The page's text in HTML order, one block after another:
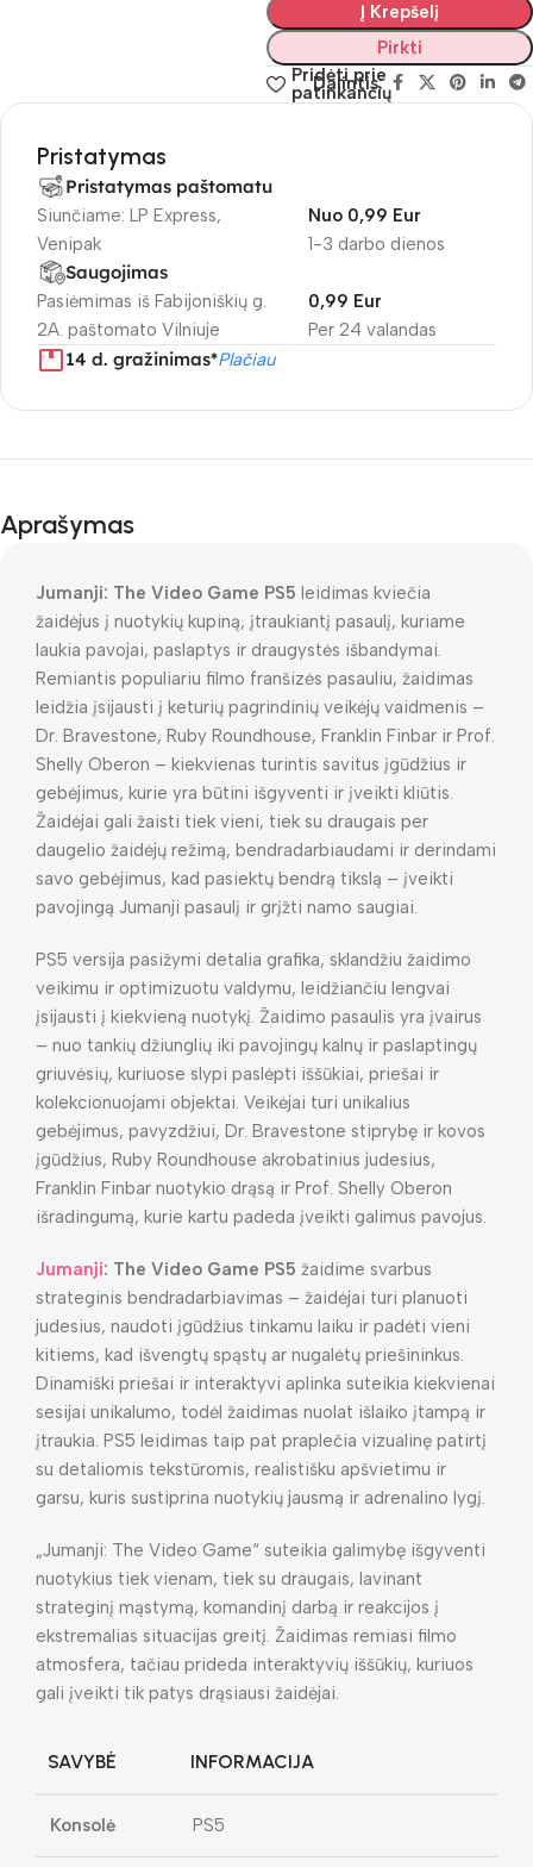
Į Krepšelį
Pirkti
Pridėti prie
patinkančių
Dalintis:
Pristatymas
Pristatymas paštomatu
Siunčiame: LP Express,
Venipak
1-3 darbo dienos
Nuo 0,99 Eur
Saugojimas
Pasiėmimas iš Fabijoniškių g.
2A. paštomato Vilniuje
Per 24 valandas
0,99 Eur
14 d. gražinimas*Plačiau
Aprašymas
Jumanji: The Video Game PS5 leidimas kviečia
žaidėjus į nuotykių kupiną, įtraukiantį pasaulį, kuriame
laukia pavojai, paslaptys ir draugystės išbandymai.
Remiantis populiariu filmo franšizės pasauliu, žaidimas
leidžia įsijausti į keturių pagrindinių veikėjų vaidmenis –
Dr. Bravestone, Ruby Roundhouse, Franklin Finbar ir Prof.
Shelly Oberon – kiekvienas turintis savitus įgūdžius ir
gebėjimus, kurie yra būtini išgyventi ir įveikti kliūtis.
Žaidėjai gali žaisti tiek vieni, tiek su draugais per
daugelio žaidėjų režimą, bendradarbiaudami ir derindami
savo gebėjimus, kad pasiektų bendrą tikslą – įveikti
pavojingą Jumanji pasaulį ir grįžti namo saugiai.
PS5 versija pasižymi detalia grafika, sklandžiu žaidimo
veikimu ir optimizuotu valdymu, leidžiančiu lengvai
įsijausti į kiekvieną nuotykį. Žaidimo pasaulis yra įvairus
– nuo tankių džiunglių iki pavojingų kalnų ir paslaptingų
griuvėsių, kuriuose slypi paslėpti iššūkiai, priešai ir
kolekcionuojami objektai. Veikėjai turi unikalius
gebėjimus, pavyzdžiui, Dr. Bravestone stiprybę ir kovos
įgūdžius, Ruby Roundhouse akrobatinius judesius,
Franklin Finbar nuotykio drąsą ir Prof. Shelly Oberon
išradingumą, kurie kartu padeda įveikti galimus pavojus.
Jumanji: The Video Game PS5 žaidime svarbus
strateginis bendradarbiavimas – žaidėjai turi planuoti
judesius, naudoti įgūdžius tinkamu laiku ir padėti vieni
kitiems, kad išvengtų spąstų ar nugalėtų priešininkus.
Dinamiški priešai ir interaktyvi aplinka suteikia kiekvienai
sesijai unikalumo, todėl žaidimas nuolat išlaiko įtampą ir
įtraukia. PS5 leidimas taip pat praplečia vizualinę patirtį
su detaliomis tekstūromis, realistišku apšvietimu ir
garsu, kuris sustiprina nuotykių jausmą ir adrenalino lygį.
„Jumanji: The Video Game“ suteikia galimybę išgyventi
nuotykius tiek vienam, tiek su draugais, lavinant
strateginį mąstymą, komandinį darbą ir reakcijos į
ekstremalias situacijas greitį. Žaidimas remiasi filmo
atmosfera, tačiau prideda interaktyvių iššūkių, kuriuos
gali įveikti tik patys drąsiausi žaidėjai.
SAVYBĖ INFORMACIJA
Konsolė PS5